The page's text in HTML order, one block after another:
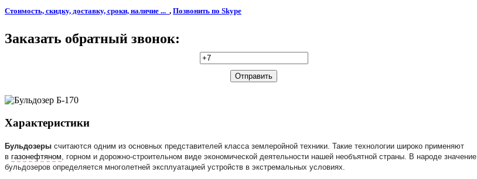
Стоимость, скидку, доставку, сроки, наличие ... , Позвонить по Skype
Заказать обратный звонок:
Характеристики
Бульдозеры считаются одним из основных представителей класса землеройной техники. Такие технологии широко применяют
в газонефтяном , горном и дорожно-строительном виде экономической деятельности нашей необъятной страны. В народе значение
бульдозеров определяется многолетней эксплуатацией устройств в экстремальных условиях.